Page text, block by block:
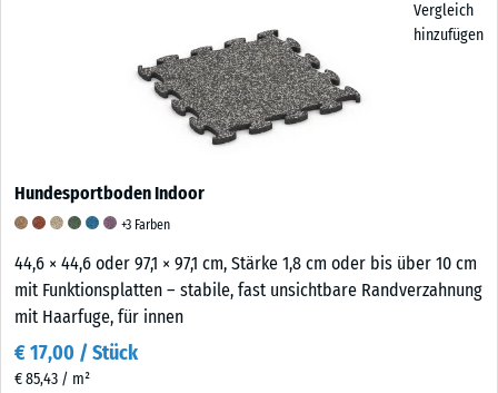
Vergleich
hinzufügen
Hundesportboden Indoor
+3 Farben
44,6 × 44,6 oder 97,1 × 97,1 cm, Stärke 1,8 cm oder bis über 10 cm
mit Funktionsplatten – stabile, fast unsichtbare Randverzahnung
mit Haarfuge, für innen
€ 17,00 / Stück
€ 85,43 / m²